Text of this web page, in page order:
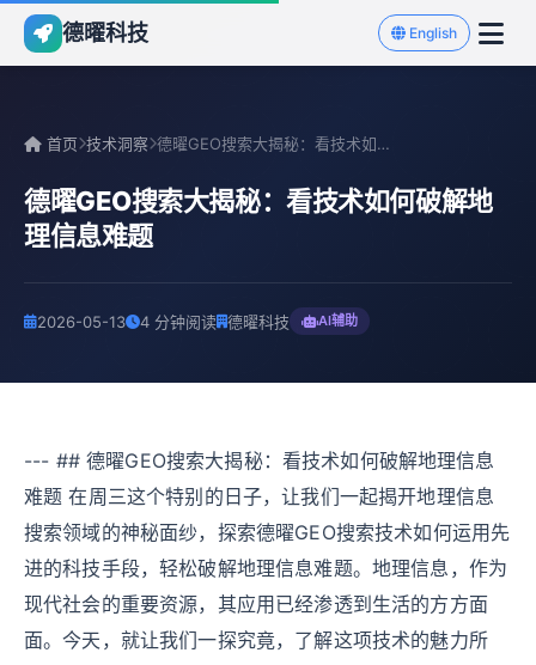
德曜科技 English
首页 技术洞察 德曜GEO搜索大揭秘：看技术如何破解地理信息难题
德曜GEO搜索大揭秘：看技术如何破解地
理信息难题
2026-05-13 4 分钟阅读 德曜科技 AI辅助
--- ## 德曜GEO搜索大揭秘：看技术如何破解地理信息
难题 在周三这个特别的日子，让我们一起揭开地理信息
搜索领域的神秘面纱，探索德曜GEO搜索技术如何运用先
进的科技手段，轻松破解地理信息难题。地理信息，作为
现代社会的重要资源，其应用已经渗透到生活的方方面
面。今天，就让我们一探究竟，了解这项技术的魅力所